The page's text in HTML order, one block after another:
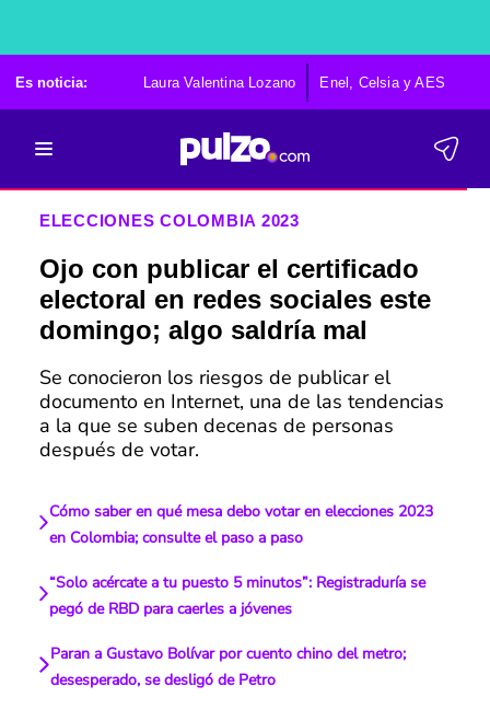
Es noticia: Laura Valentina Lozano Enel, Celsia y AES
ELECCIONES COLOMBIA 2023
Ojo con publicar el certificado
electoral en redes sociales este
domingo; algo saldría mal
Se conocieron los riesgos de publicar el
documento en Internet, una de las tendencias
a la que se suben decenas de personas
después de votar.
Cómo saber en qué mesa debo votar en elecciones 2023
en Colombia; consulte el paso a paso
“Solo acércate a tu puesto 5 minutos”: Registraduría se
pegó de RBD para caerles a jóvenes
Paran a Gustavo Bolívar por cuento chino del metro;
desesperado, se desligó de Petro